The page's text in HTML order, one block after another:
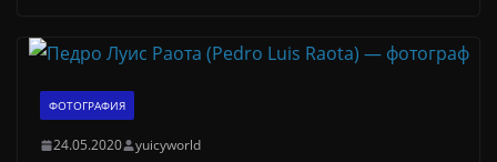
ФОТОГРАФИЯ
24.05.2020 yuicyworld